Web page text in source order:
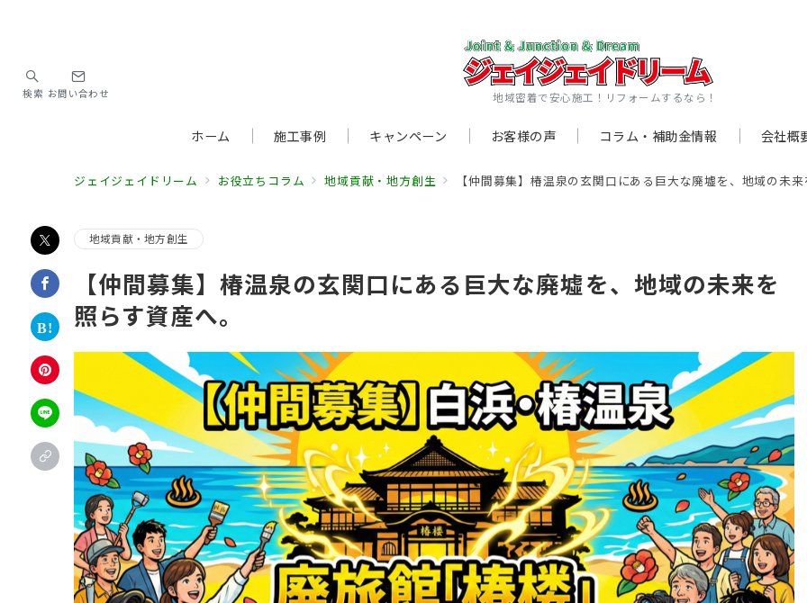
地域密着で安心施工！リフォームするなら！
検索 お問い合わせ
ホーム 施工事例 キャンペーン お客様の声 コラム・補助金情報 会社概
ジェイジェイドリーム お役立ちコラム 地域貢献・地方創生 【仲間募集】椿温泉の玄関口にある巨大な廃墟を、地域の未
地域貢献・地方創生
【仲間募集】椿温泉の玄関口にある巨大な廃墟を、地域の未来を
照らす資産へ。